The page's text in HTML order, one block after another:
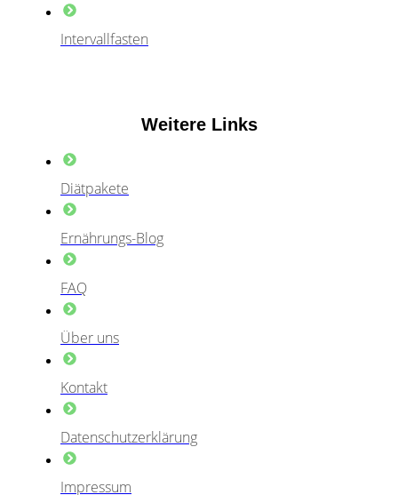
Intervallfasten
Weitere Links
Diätpakete
Ernährungs-Blog
FAQ
Über uns
Kontakt
Datenschutzerklärung
Impressum